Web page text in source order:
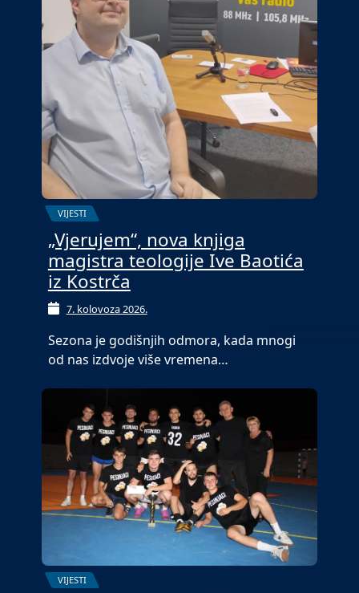
VIJESTI
„Vjerujem“, nova knjiga
magistra teologije Ive Baotića
iz Kostrča
7. kolovoza 2026.
Sezona je godišnjih odmora, kada mnogi
od nas izdvoje više vremena…
VIJESTI